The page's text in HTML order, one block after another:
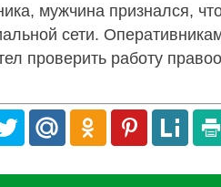
мужчина признался,
сети.
проверить работу